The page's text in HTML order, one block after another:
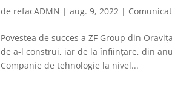
de refacADMN |aug. 9, 2022 |
Povestea de succes a ZF Group din
de a-l construi, iar de la înființare, din
Companie de tehnologie la nivel...